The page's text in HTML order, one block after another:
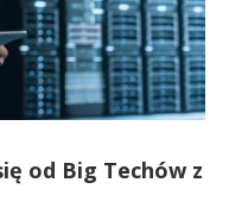
od Big Techów z